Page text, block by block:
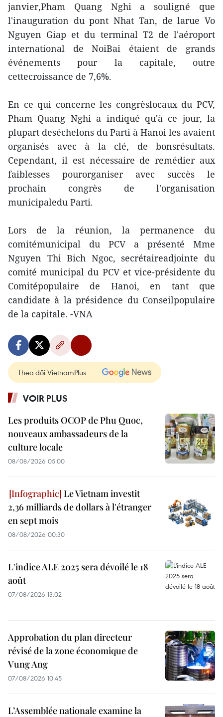
janvier,Pham Quang Nghi a souligné que
l'inauguration du pont Nhat Tan, de larue Vo
Nguyen Giap et du terminal T2 de l'aéroport
international de NoiBai étaient de grands
événements pour la capitale, outre
cettecroissance de 7,6%.
En ce qui concerne les congrèslocaux du PCV,
Pham Quang Nghi a indiqué qu'à ce jour, la
plupart deséchelons du Parti à Hanoi les avaient
organisés avec à la clé, de bonsrésultats.
Cependant, il est nécessaire de remédier aux
faiblesses pourorganiser avec succès le
prochain congrès de l'organisation
municipaledu Parti.
Lors de la réunion, la permanence du
comitémunicipal du PCV a présenté Mme
Nguyen Thi Bich Ngoc, secrétaireadjointe du
comité municipal du PCV et vice-présidente du
Comitépopulaire de Hanoi, en tant que
candidate à la présidence du Conseilpopulaire
de la capitale. -VNA
Theo dõi VietnamPlus
VOIR PLUS
Les produits OCOP de Phu Quoc,
nouveaux ambassadeurs de la
culture locale
08/08/2026 05:00
Le Vietnam investit
2,36 milliards de dollars à l'étranger
en sept mois
08/08/2026 00:30
L'indice ALE 2025 sera dévoilé le 18
août
07/08/2026 13:02
Approbation du plan directeur
révisé de la zone économique de
Vung Ang
07/08/2026 10:45
L’Assemblée nationale examine la